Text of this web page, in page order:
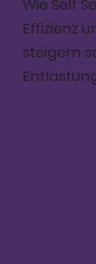
Wie Self
Effizienz
steigern